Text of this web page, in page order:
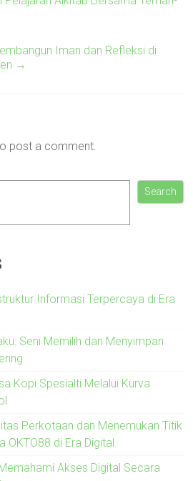
Iman dan Refleksi di
→
post a comment.
Search
Informasi Terpercaya di Era
Seni Memilih dan Menyimpan
Kopi Spesialti Melalui Kurva
Perkotaan dan Menemukan Titik
OKTO88 di Era Digital
Akses Digital Secara